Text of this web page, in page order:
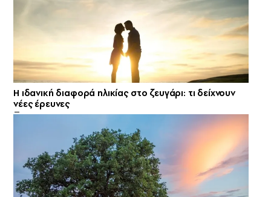
Η ιδανική διαφορά ηλικίας στο ζευγάρι: τι δείχνουν
νέες έρευνες